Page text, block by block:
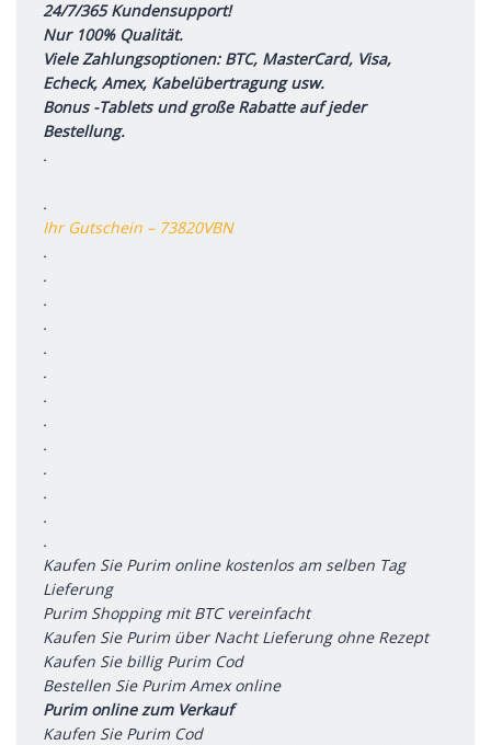
24/7/365 Kundensupport!
Nur 100% Qualität.
Viele Zahlungsoptionen: BTC, MasterCard, Visa,
Echeck, Amex, Kabelübertragung usw.
Bonus -Tablets und große Rabatte auf jeder
Bestellung.
.
.
Ihr Gutschein – 73820VBN
.
.
.
.
.
.
.
.
.
.
.
.
.
Kaufen Sie Purim online kostenlos am selben Tag
Lieferung
Purim Shopping mit BTC vereinfacht
Kaufen Sie Purim über Nacht Lieferung ohne Rezept
Kaufen Sie billig Purim Cod
Bestellen Sie Purim Amex online
Purim online zum Verkauf
Kaufen Sie Purim Cod